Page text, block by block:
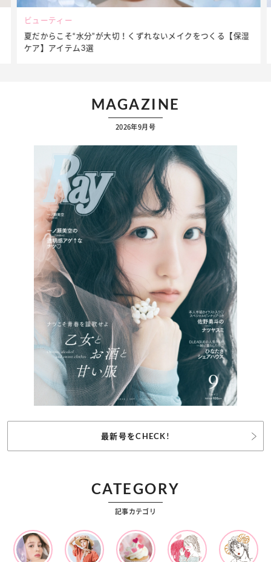
ビューティー
夏だからこそ“水分”が大切！くずれないメイクをつくる【保湿
ケア】アイテム3選
MAGAZINE
2026年9月号
最新号をCHECK!
CATEGORY
記事カテゴリ